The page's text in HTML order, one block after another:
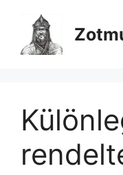
tartalomba